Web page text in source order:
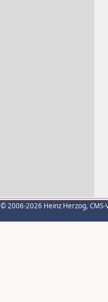
© 2006-2026 Heinz Herzog,